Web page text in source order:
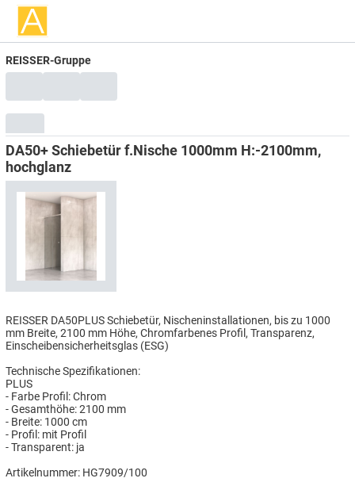
REISSER-Gruppe
DA50+ Schiebetür f.Nische 1000mm H:-2100mm,
hochglanz
REISSER DA50PLUS Schiebetür, Nischeninstallationen, bis zu 1000
mm Breite, 2100 mm Höhe, Chromfarbenes Profil, Transparenz,
Einscheibensicherheitsglas (ESG)
Technische Spezifikationen:
PLUS
- Farbe Profil: Chrom
- Gesamthöhe: 2100 mm
- Breite: 1000 cm
- Profil: mit Profil
- Transparent: ja
Artikelnummer: HG7909/100